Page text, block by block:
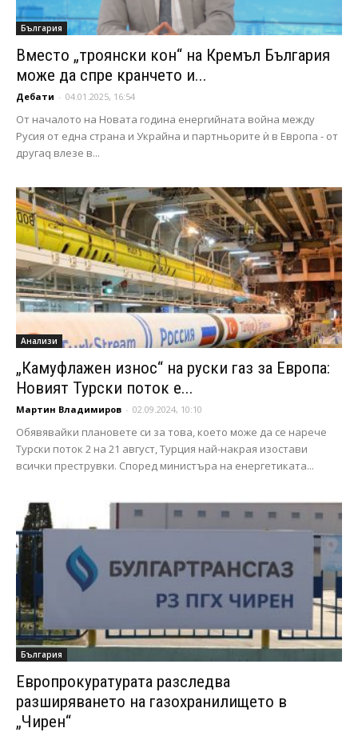
България
Вместо „троянски кон“ на Кремъл България
може да спре кранчето и...
Дебати - 04.01.2025, 16:54
От началото на Новата година енергийната война между
Русия от една страна и Украйна и партньорите ѝ в Европа - от
другаq влезе в...
Анализи
„Камуфлажен износ“ на руски газ за Европа:
Новият Турски поток е...
Мартин Владимиров - 02.09.2024, 10:10
Обявявайки плановете си за това, което може да се нарече
Турски поток 2 на 21 август, Турция най-накрая изостави
всички преструвки. Според министъра на енергетиката...
България
Европрокуратурата разследва
разширяването на газохранилището в
„Чирен“